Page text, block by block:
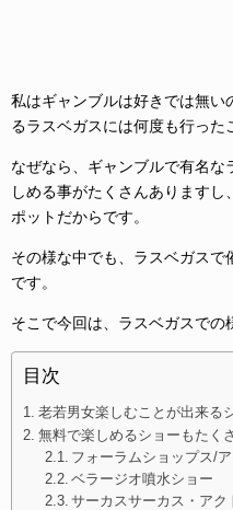
私はギャンブルは好きでは無い
るラスベガスには何度も行った
なぜなら、ギャンブルで有名
しめる事がたくさんあります
ポットだからです。
その様な中でも、ラスベガスで
です。
そこで今回は、ラスベガスでの
目次
老若男女楽しむことが出来る
無料で楽しめるショーもたく
フォーラムショップス/
ベラージオ噴水ショー
サーカスサーカス・アク